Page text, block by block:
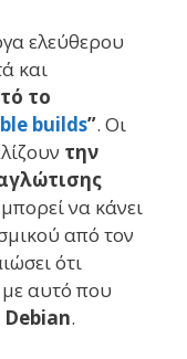
ελεύθερου
και
το
builds”. Οι
την
μπορεί να κάνει
από τον
ότι
με αυτό που
Debian.